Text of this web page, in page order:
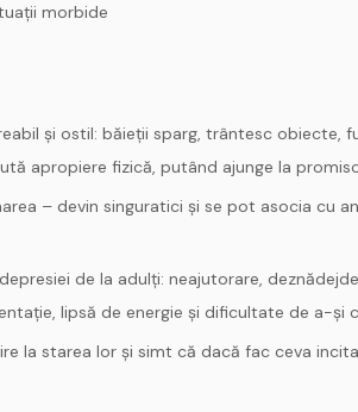
morbide
şi ostil: băieţii sparg, trântesc obiecte,
apropiere fizică, putând ajunge la
– devin singuratici şi se pot asocia cu
de la adulţi: neajutorare,
lipsă de energie şi dificultate de a-şi
la starea lor şi simt că dacă fac ceva